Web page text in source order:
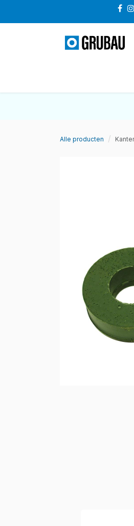
Alle producten